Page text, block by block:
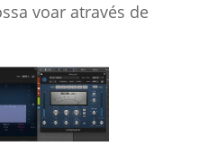
voar através de